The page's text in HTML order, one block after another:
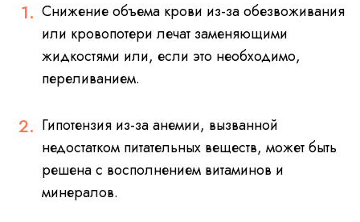
Снижение объема крови из-за обезвоживания
или кровопотери лечат заменяющими
жидкостями или, если это необходимо,
переливанием.
Гипотензия из-за анемии, вызванной
недостатком питательных веществ, может быть
решена с восполнением витаминов и
минералов.